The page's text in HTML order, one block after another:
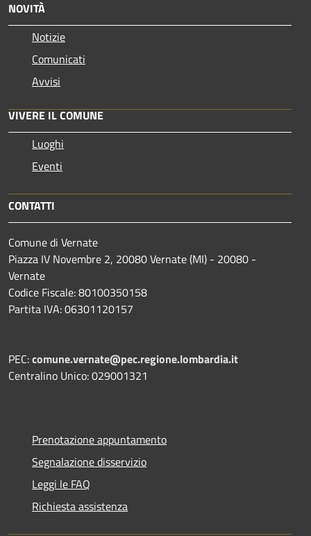
NOVITÀ
Notizie
Comunicati
Avvisi
VIVERE IL COMUNE
Luoghi
Eventi
CONTATTI
Comune di Vernate
Piazza IV Novembre 2, 20080 Vernate (MI) - 20080 -
Vernate
Codice Fiscale: 80100350158
Partita IVA: 06301120157
PEC:comune.vernate@pec.regione.lombardia.it
Centralino Unico: 029001321
Prenotazione appuntamento
Segnalazione disservizio
Leggi le FAQ
Richiesta assistenza